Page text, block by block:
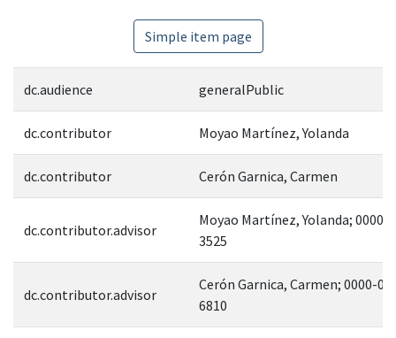
Simple item page
dc.audience generalPublic
dc.contributor Moyao Martínez, Yolanda
dc.contributor Cerón Garnica, Carmen
dc.contributor.advisor
Moyao Martínez, Yolanda; 0000-
3525
dc.contributor.advisor
Cerón Garnica, Carmen; 0000-
6810